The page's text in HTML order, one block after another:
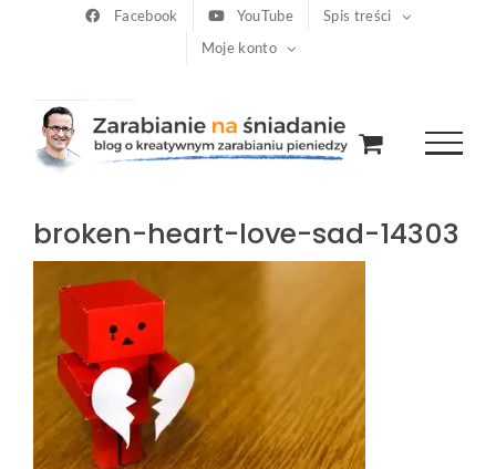
Facebook YouTube
Spis treści
Moje konto
broken-heart-love-sad-14303